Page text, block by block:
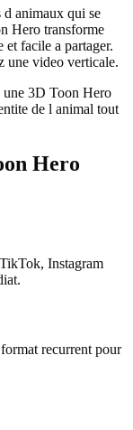
animaux qui se
Hero transforme
et facile a partager.
une video verticale.
une 3D Toon Hero
de l animal tout
Hero
Instagram
recurrent pour